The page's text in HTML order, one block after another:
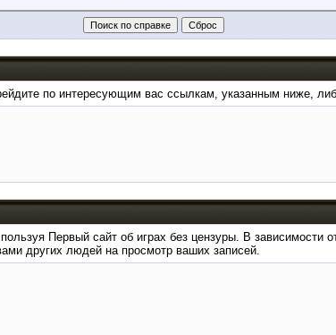
по интересующим вас ссылкам, указанным ниже,
Первый сайт об играх без цензуры. В зависимости
других людей на просмотр ваших записей.